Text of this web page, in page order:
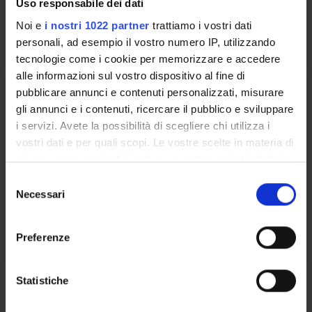
Uso responsabile dei dati
Noi e i nostri 1022 partner trattiamo i vostri dati
personali, ad esempio il vostro numero IP, utilizzando
tecnologie come i cookie per memorizzare e accedere
alle informazioni sul vostro dispositivo al fine di
pubblicare annunci e contenuti personalizzati, misurare
gli annunci e i contenuti, ricercare il pubblico e sviluppare
i servizi. Avete la possibilità di scegliere chi utilizza i
vostri dati e per quali scopi. Le vostre scelte in materia di
privacy sono applicabili solo su questa proprietà digitale
modificare o revocare il proprio consenso in qualsiasi
momento dalla Dichiarazione sui cookie o facendo clic
raccogliere informazioni sulla tua posizione
geografica, con un'approssimazione di qualche
Necessari
Preferenze
Statistiche
Lessons timetable
Parte I
Credits
3
Period
Sem. 1B
Giorgia Anna Parini
Lessons timetable
Learning objectives